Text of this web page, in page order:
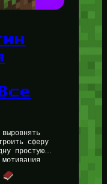
сферу
простую
расстановки